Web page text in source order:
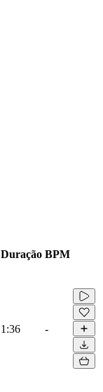
Duração BPM
1:36 -